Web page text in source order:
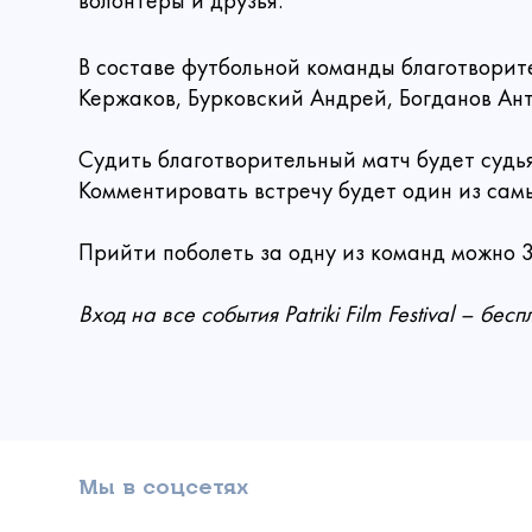
В составе футбольной команды
Кержаков, Бурковский Андрей, Богданов
Судить благотворительный матч будет
Комментировать встречу будет один из
Прийти поболеть за одну из команд можно
Вход на все события Patriki Film Festival –
Мы в соцсетях
Ваше
внутри, и
Выберите
300